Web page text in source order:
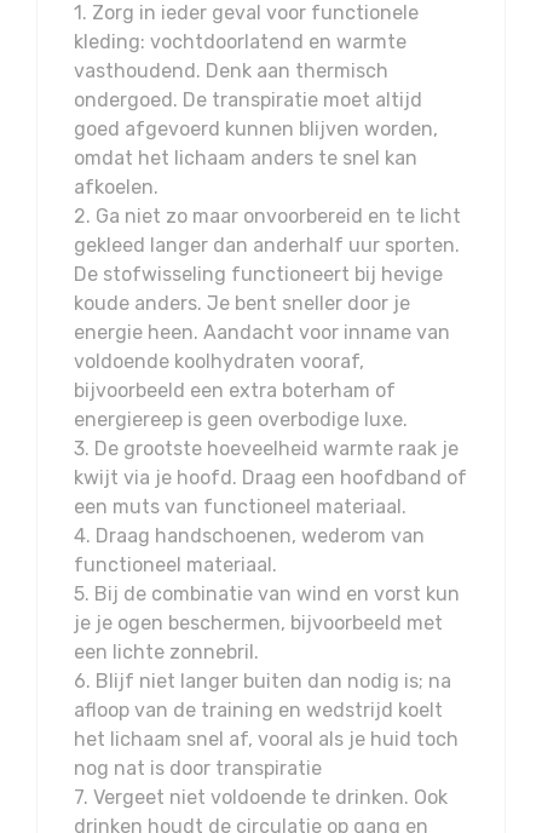
1. Zorg in ieder geval voor functionele
kleding: vochtdoorlatend en warmte
vasthoudend. Denk aan thermisch
ondergoed. De transpiratie moet altijd
goed afgevoerd kunnen blijven worden,
omdat het lichaam anders te snel kan
afkoelen.
2. Ga niet zo maar onvoorbereid en te licht
gekleed langer dan anderhalf uur sporten.
De stofwisseling functioneert bij hevige
koude anders. Je bent sneller door je
energie heen. Aandacht voor inname van
voldoende koolhydraten vooraf,
bijvoorbeeld een extra boterham of
energiereep is geen overbodige luxe.
3. De grootste hoeveelheid warmte raak je
kwijt via je hoofd. Draag een hoofdband of
een muts van functioneel materiaal.
4. Draag handschoenen, wederom van
functioneel materiaal.
5. Bij de combinatie van wind en vorst kun
je je ogen beschermen, bijvoorbeeld met
een lichte zonnebril.
6. Blijf niet langer buiten dan nodig is; na
afloop van de training en wedstrijd koelt
het lichaam snel af, vooral als je huid toch
nog nat is door transpiratie
7. Vergeet niet voldoende te drinken. Ook
drinken houdt de circulatie op gang en